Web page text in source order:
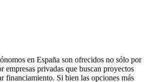
en España son ofrecidos no sólo por
empresas privadas que buscan proyectos
financiamiento. Si bien las opciones más